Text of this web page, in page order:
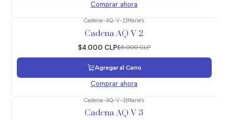
Comprar ahora
Cadena-AQ-V-2 Marie's
Cadena AQ V 2
$4.000 CLP$5.000 CLP
Agregar al Carro
Comprar ahora
Cadena-AQ-V-3|Marie's
Cadena AQ V 3